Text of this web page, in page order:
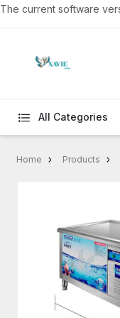
The current software
All Categories
Home Products